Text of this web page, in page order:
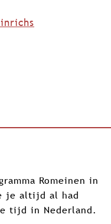
Romeinen in
je altijd al had
tijd in Nederland.